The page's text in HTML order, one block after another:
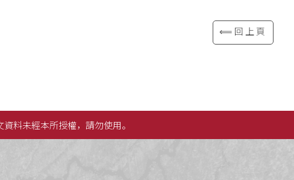
⟸回上頁
資料未經本所授權，請勿使用。